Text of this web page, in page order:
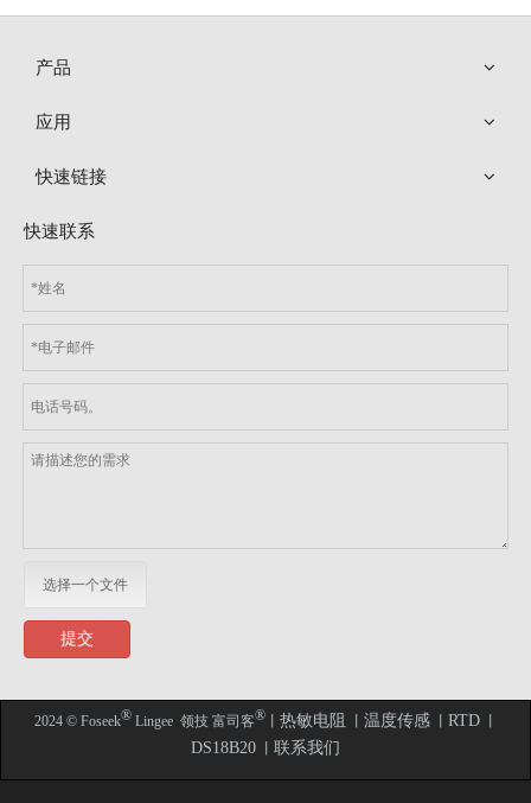
产品
应用
快速链接
快速联系
选择一个文件
提交
2024 © Foseek​​​​​​​®Lingee 领技 富司客®丨 热敏电阻 温度传感丨 RTD丨
DS18B20 联系我们